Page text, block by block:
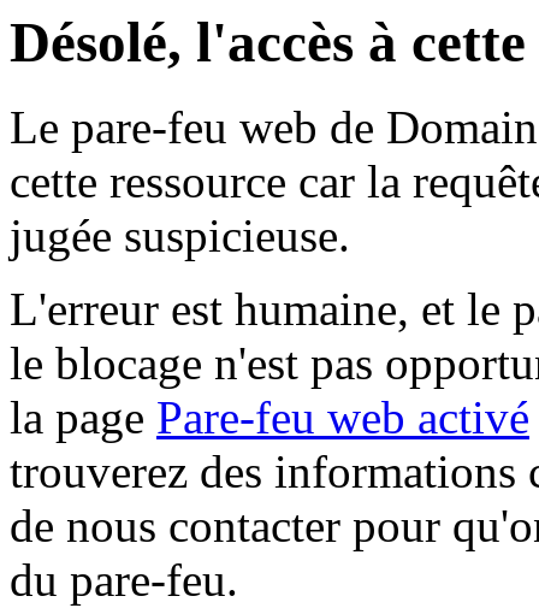
Désolé, l'accès à
Le pare-feu web de
cette ressource car la
jugée suspicieuse.
L'erreur est humaine, et le
le blocage n'est pas
la page Pare-feu web activé
trouverez des informations
de nous contacter pour
du pare-feu.